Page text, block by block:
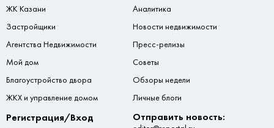
ЖК Казани
Застройщики
Агентства Недвижимости
Мой дом
Благоустройство двора
ЖКХ и управление домом
Аналитика
Новости недвижимости
Пресс-релизы
Советы
Обзоры недели
Личные блоги
Регистрация/Вход
Отправить новость: